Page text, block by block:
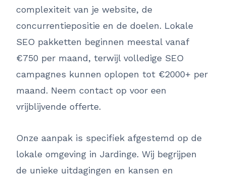
complexiteit van je website, de
concurrentiepositie en de doelen. Lokale
SEO pakketten beginnen meestal vanaf
€750 per maand, terwijl volledige SEO
campagnes kunnen oplopen tot €2000+ per
maand. Neem contact op voor een
vrijblijvende offerte.
Onze aanpak is specifiek afgestemd op de
lokale omgeving in Jardinge. Wij begrijpen
de unieke uitdagingen en kansen en